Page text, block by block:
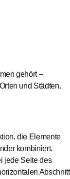
gehört –
und Städten.
die Elemente
kombiniert.
jede Seite des
Abschnitt